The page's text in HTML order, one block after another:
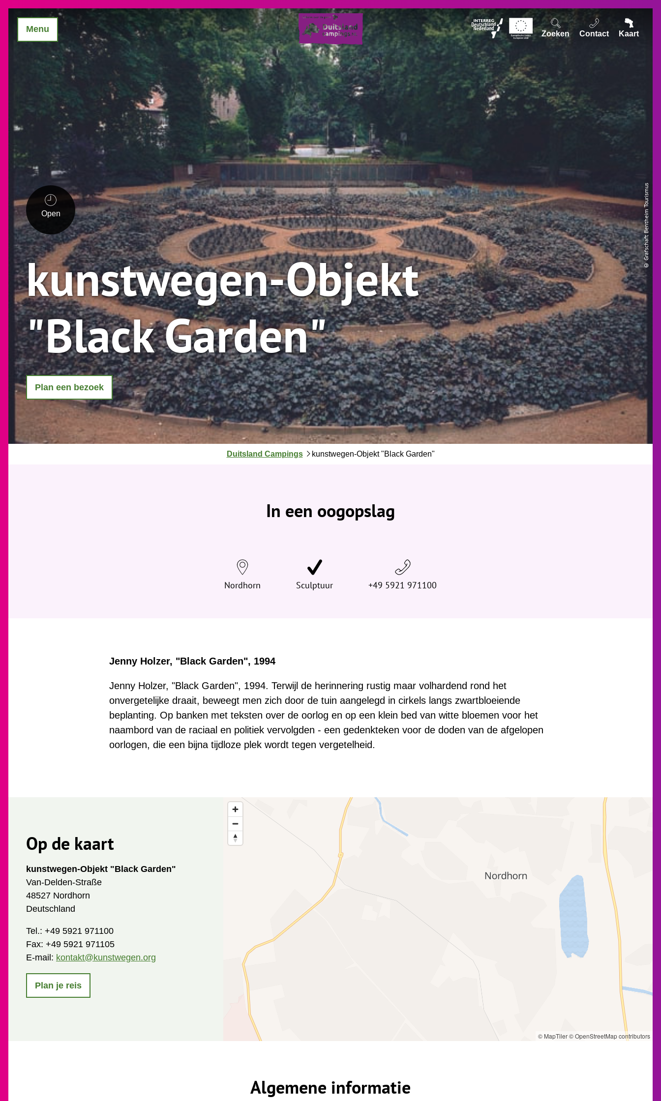
Zoeken Contact Kaart
Menu
© Grafschaft Bentheim Tourismus
Open
kunstwegen-Objekt
"Black Garden"
Plan een bezoek
J
h
Duitsland Campings kunstwegen-Objekt "Black Garden"
In een oogopslag
Nordhorn Sculptuur +49 5921 971100
Jenny Holzer, "Black Garden", 1994
Jenny Holzer, "Black Garden", 1994. Terwijl de herinnering rustig maar volhardend rond het
onvergetelijke draait, beweegt men zich door de tuin aangelegd in cirkels langs zwartbloeiende
beplanting. Op banken met teksten over de oorlog en op een klein bed van witte bloemen voor het
naambord van de raciaal en politiek vervolgden - een gedenkteken voor de doden van de afgelopen
oorlogen, die een bijna tijdloze plek wordt tegen vergetelheid.
Op de kaart
kunstwegen-Objekt "Black Garden"
Van-Delden-Straße
48527 Nordhorn
Deutschland
Tel.: +49 5921 971100
Fax: +49 5921 971105
E-mail: kontakt@kunstwegen.org
Plan je reis
© MapTiler© OpenStreetMap contributors
Algemene informatie